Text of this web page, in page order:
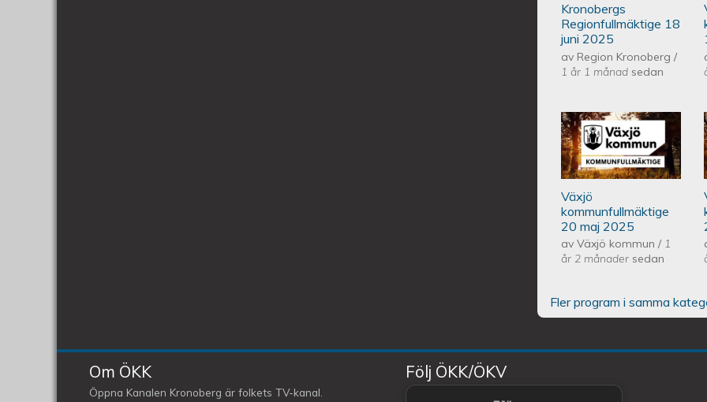
Kronobergs
Regionfullmäktige 18
juni 2025
av Region Kronoberg/
1 år 1 månad sedan
Växjös
Växjö
kommunfullmäktige
20 maj 2025
avVäxjö kommun/ 1
år 2 månader sedan
Fler program i samma
Om ÖKK
Öppna Kanalen Kronoberg är folkets TV-kanal.
Följ ÖKK/ÖKV